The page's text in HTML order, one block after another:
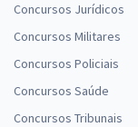
Concursos Jurídicos
Concursos Militares
Concursos Policiais
Concursos Saúde
Concursos Tribunais